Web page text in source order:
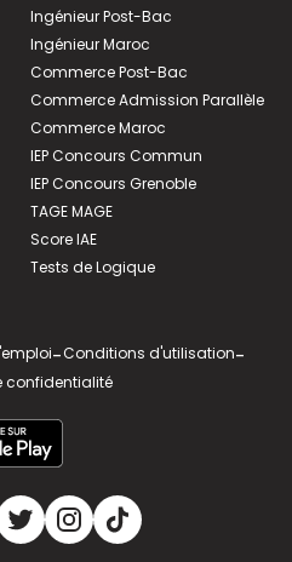
Ingénieur Post-Bac
Ingénieur Maroc
Commerce Post-Bac
Commerce Admission Parallèle
Commerce Maroc
IEP Concours Commun
IEP Concours Grenoble
TAGE MAGE
Score IAE
Tests de Logique
-Conditions d'utilisation-
confidentialité